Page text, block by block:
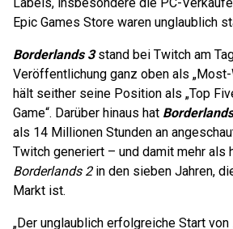
Epic Games Store waren unglaublich
Borderlands 3stand bei Twitch am
Veröffentlichung ganz oben als „Most-
hält seither seine Position als „Top
Game“. Darüber hinaus hat
als 14 Millionen Stunden an
Twitch generiert – und damit mehr als
Borderlands 2 in den sieben Jahren,
Markt ist.
„Der unglaublich erfolgreiche Start von